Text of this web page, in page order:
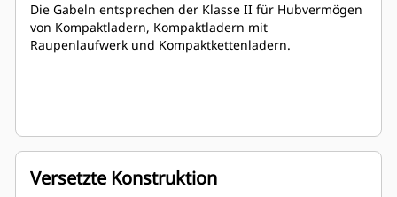
Die Gabeln entsprechen der Klasse II für Hubvermögen
von Kompaktladern, Kompaktladern mit
Raupenlaufwerk und Kompaktkettenladern.
Versetzte Konstruktion